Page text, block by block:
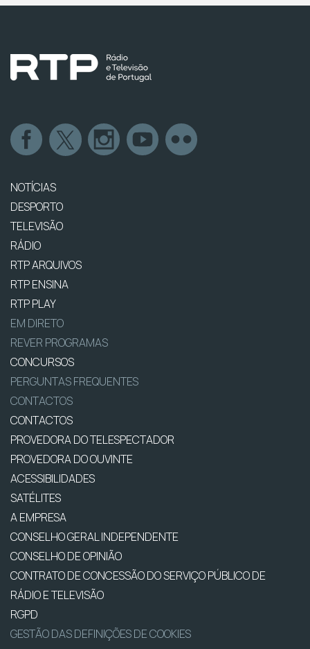
NOTÍCIAS
DESPORTO
TELEVISÃO
RÁDIO
RTP ARQUIVOS
RTP ENSINA
RTP PLAY
EM DIRETO
REVER PROGRAMAS
CONCURSOS
PERGUNTAS FREQUENTES
CONTACTOS
CONTACTOS
PROVEDORA DO TELESPECTADOR
PROVEDORA DO OUVINTE
ACESSIBILIDADES
SATÉLITES
A EMPRESA
CONSELHO GERAL INDEPENDENTE
CONSELHO DE OPINIÃO
CONTRATO DE CONCESSÃO DO SERVIÇO PÚBLICO DE
RÁDIO E TELEVISÃO
RGPD
GESTÃO DAS DEFINIÇÕES DE COOKIES